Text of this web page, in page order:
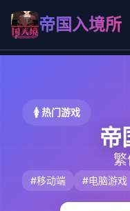
帝国入境所
🚺 热门游戏
帝
#移动端 #电脑游戏